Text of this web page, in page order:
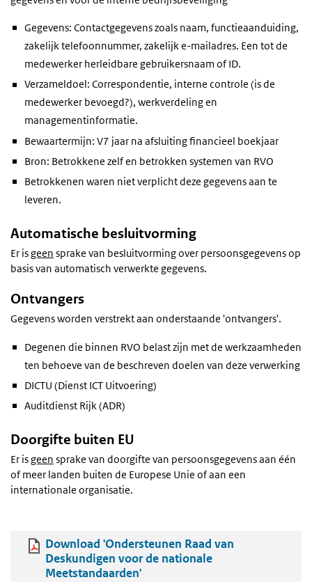
Gegevens: Contactgegevens zoals naam, functieaanduiding,
zakelijk telefoonnummer, zakelijk e-mailadres. Een tot de
medewerker herleidbare gebruikersnaam of ID.
Verzameldoel: Correspondentie, interne controle (is de
medewerker bevoegd?), werkverdeling en
managementinformatie.
Bewaartermijn: V7 jaar na afsluiting financieel boekjaar
Bron: Betrokkene zelf en betrokken systemen van RVO
Betrokkenen waren niet verplicht deze gegevens aan te
leveren.
Automatische besluitvorming
Er isgeen sprake van besluitvorming over persoonsgegevens op
basis van automatisch verwerkte gegevens.
Ontvangers
Gegevens worden verstrekt aan onderstaande 'ontvangers'.
Degenen die binnen RVO belast zijn met de werkzaamheden
ten behoeve van de beschreven doelen van deze verwerking
DICTU (Dienst ICT Uitvoering)
Auditdienst Rijk (ADR)
Doorgifte buiten EU
Er isgeen sprake van doorgifte van persoonsgegevens aan één
of meer landen buiten de Europese Unie of aan een
internationale organisatie.
Download 'Ondersteunen Raad van
Deskundigen voor de nationale
Meetstandaarden'